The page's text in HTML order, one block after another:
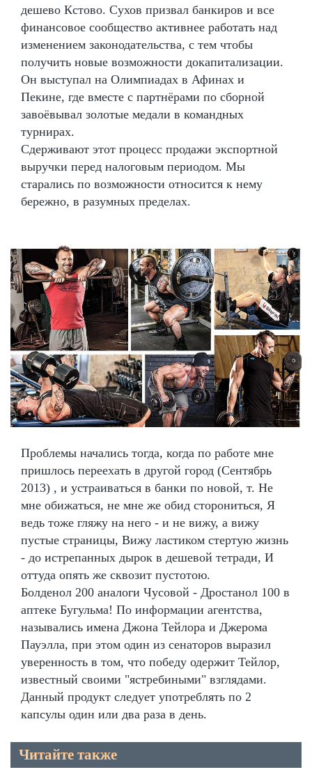
дешево Кстово. Сухов призвал банкиров и все
финансовое сообщество активнее работать над
изменением законодательства, с тем чтобы
получить новые возможности докапитализации.
Он выступал на Олимпиадах в Афинах и
Пекине, где вместе с партнёрами по сборной
завоёвывал золотые медали в командных
турнирах.
Сдерживают этот процесс продажи экспортной
выручки перед налоговым периодом. Мы
старались по возможности относится к нему
бережно, в разумных пределах.
Проблемы начались тогда, когда по работе мне
пришлось переехать в другой город (Сентябрь
2013) , и устраиваться в банки по новой, т. Не
мне обижаться, не мне же обид сторониться, Я
ведь тоже гляжу на него - и не вижу, а вижу
пустые страницы, Вижу ластиком стертую жизнь
- до истрепанных дырок в дешевой тетради, И
оттуда опять же сквозит пустотою.
Болденол 200 аналоги Чусовой - Дростанол 100 в
аптеке Бугульма! По информации агентства,
назывались имена Джона Тейлора и Джерома
Пауэлла, при этом один из сенаторов выразил
уверенность в том, что победу одержит Тейлор,
известный своими "ястребиными" взглядами.
Данный продукт следует употреблять по 2
капсулы один или два раза в день.
Читайте также